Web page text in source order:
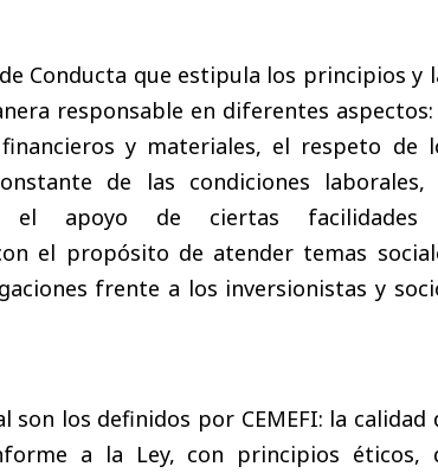
Conducta que estipula los principios y
responsable en diferentes aspectos:
y materiales, el respeto de
de las condiciones laborales,
el apoyo de ciertas facilidades
el propósito de atender temas
frente a los inversionistas y
son los definidos por CEMEFI: la calidad
a la Ley, con principios éticos,